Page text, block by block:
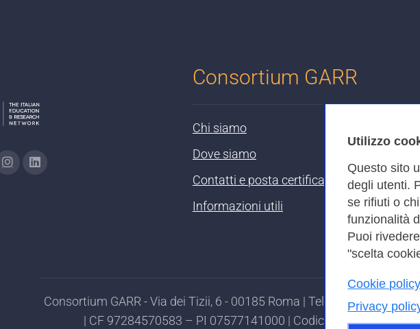
Utilizzo
Questo sito
degli utenti.
se rifiuti o
funzionalità
Puoi
"scelta
Cookie policy
Privacy
Consortium GARR
Chi siamo
Dove siamo
Contatti e posta certificata
Informazioni utili
Consortium GARR - Via dei Tizii, 6 - 00185 Roma | Tel. 0649622000 -
| CF 97284570583 – PI 07577141000 | Codice Destinatario